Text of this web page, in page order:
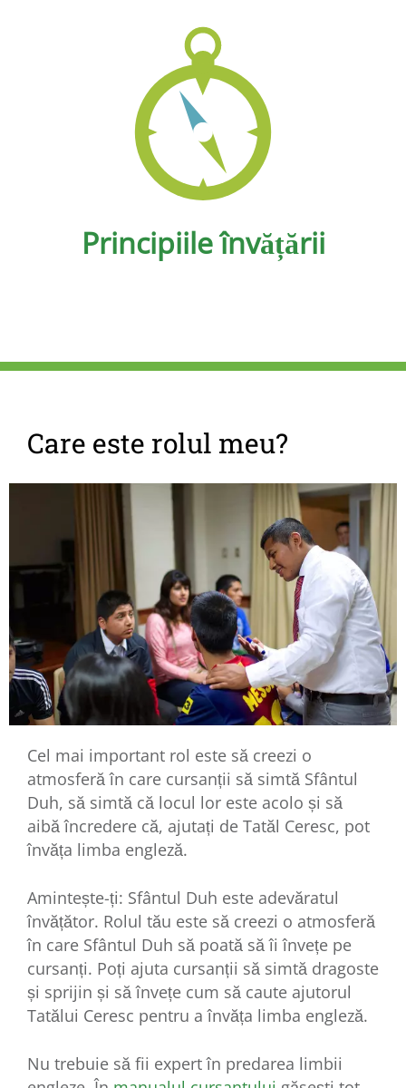
Principiile învățării
Care este rolul meu?
Cel mai important rol este să creezi o
atmosferă în care cursanții să simtă Sfântul
Duh, să simtă că locul lor este acolo și să
aibă încredere că, ajutați de Tatăl Ceresc, pot
învăța limba engleză.
Amintește-ți: Sfântul Duh este adevăratul
învățător. Rolul tău este să creezi o atmosferă
în care Sfântul Duh să poată să îi învețe pe
cursanți. Poți ajuta cursanții să simtă dragoste
și sprijin și să învețe cum să caute ajutorul
Tatălui Ceresc pentru a învăța limba engleză.
Nu trebuie să fii expert în predarea limbii